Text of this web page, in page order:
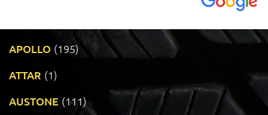
APOLLO (195)
ATTAR (1)
AUSTONE (111)